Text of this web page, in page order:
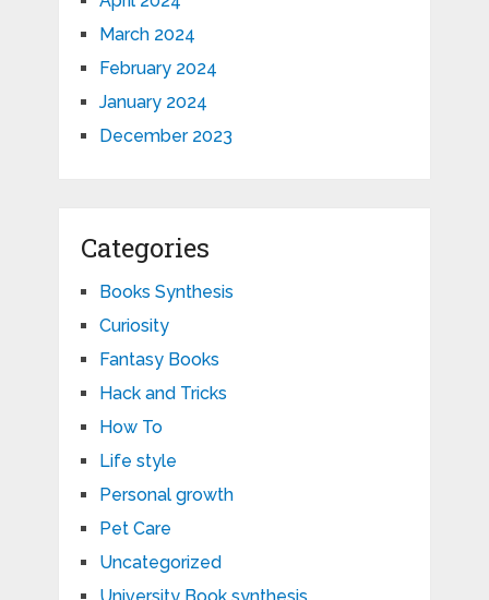
March 2024
February 2024
January 2024
December 2023
Categories
Books Synthesis
Curiosity
Fantasy Books
Hack and Tricks
How To
Life style
Personal growth
Pet Care
Uncategorized